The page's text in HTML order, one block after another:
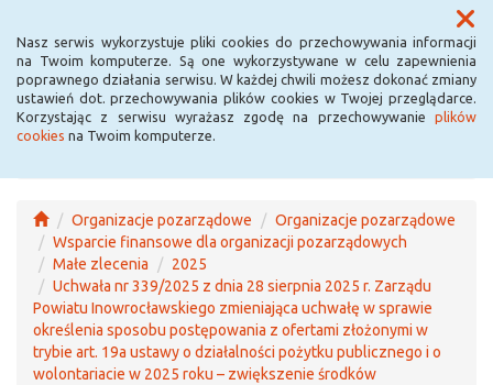
Nasz serwis wykorzystuje pliki cookies do przechowywania informacji
na Twoim komputerze. Są one wykorzystywane w celu zapewnienia
poprawnego działania serwisu. W każdej chwili możesz dokonać zmiany
ustawień dot. przechowywania plików cookies w Twojej przeglądarce.
Korzystając z serwisu wyrażasz zgodę na przechowywanie plików
cookies na Twoim komputerze.
Menu
Organizacje pozarządowe
Organizacje pozarządowe
Wsparcie finansowe dla organizacji pozarządowych
Małe zlecenia
2025
Uchwała nr 339/2025 z dnia 28 sierpnia 2025 r. Zarządu
Powiatu Inowrocławskiego zmieniająca uchwałę w sprawie
określenia sposobu postępowania z ofertami złożonymi w
trybie art. 19a ustawy o działalności pożytku publicznego i o
wolontariacie w 2025 roku – zwiększenie środków